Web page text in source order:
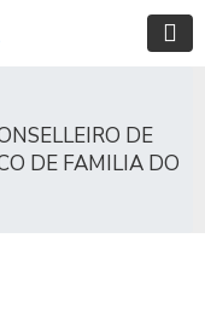
DE
DE FAMILIA DO